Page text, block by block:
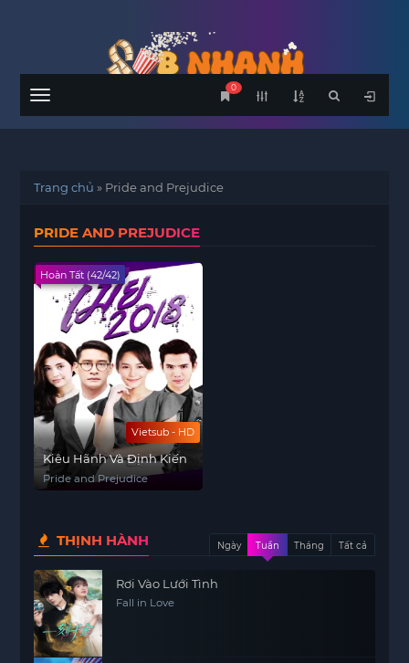
Menu
0
Trang chủ » Pride and Prejudice
PRIDE AND PREJUDICE
Vietsub - HD
Hoàn Tất (42/42)
Kiêu Hãnh Và Định Kiến
Pride and Prejudice
THỊNH HÀNH Ngày Tuần Tháng Tất cả
Rơi Vào Lưới Tình
Fall in Love